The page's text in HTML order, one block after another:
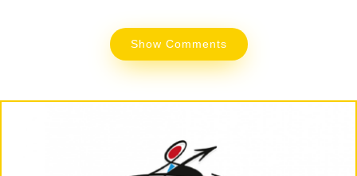
Show Comments